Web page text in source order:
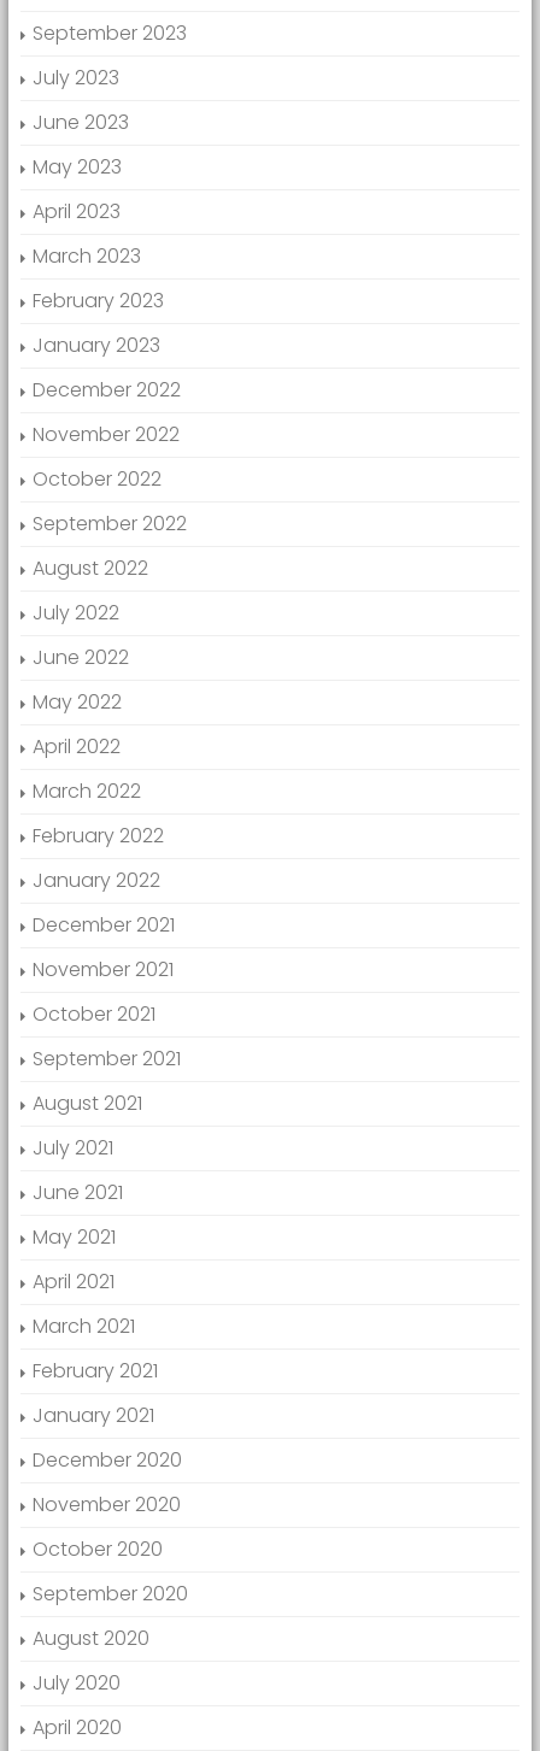
September 2023
July 2023
June 2023
May 2023
April 2023
March 2023
February 2023
January 2023
December 2022
November 2022
October 2022
September 2022
August 2022
July 2022
June 2022
May 2022
April 2022
March 2022
February 2022
January 2022
December 2021
November 2021
October 2021
September 2021
August 2021
July 2021
June 2021
May 2021
April 2021
March 2021
February 2021
January 2021
December 2020
November 2020
October 2020
September 2020
August 2020
July 2020
April 2020